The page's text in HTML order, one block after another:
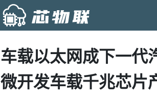
车载以太网成下一代
微开发车载千兆芯片